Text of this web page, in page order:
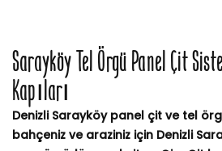
Sarayköy Tel Örgü Panel Çit
Kapıları
Denizli Sarayköy panel çit ve tel
bahçeniz ve araziniz için Denizli